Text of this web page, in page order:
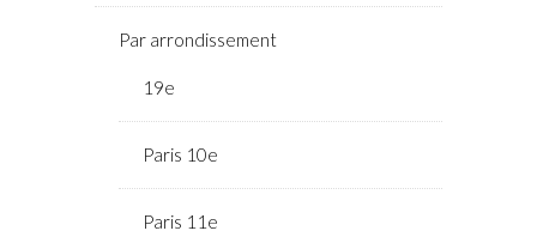
Par arrondissement
19e
Paris 10e
Paris 11e